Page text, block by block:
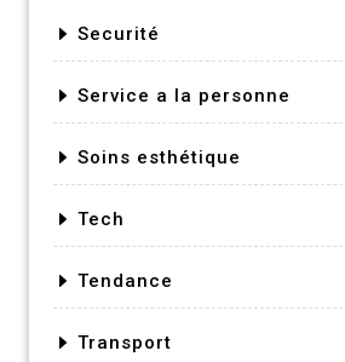
Securité
Service a la personne
Soins esthétique
Tech
Tendance
Transport